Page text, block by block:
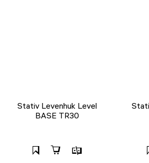
Stativ Levenhuk Level
BASE TR30